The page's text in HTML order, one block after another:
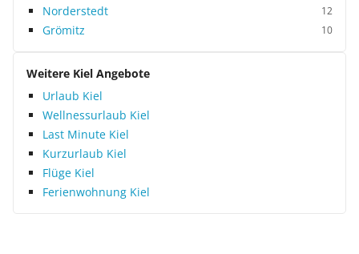
Norderstedt 12
Grömitz 10
Weitere Kiel Angebote
Urlaub Kiel
Wellnessurlaub Kiel
Last Minute Kiel
Kurzurlaub Kiel
Flüge Kiel
Ferienwohnung Kiel